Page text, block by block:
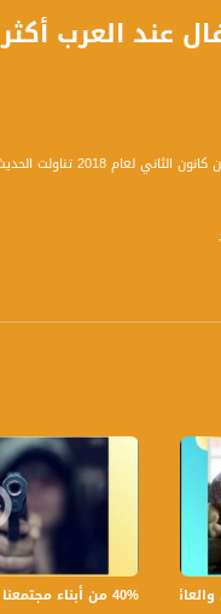
عند العرب
الحديث عن وفيات الأطفال
العربية ؟
القدس
مرة منذ ٧٠ عام40% من أبناء مجتمعنا لا يشعرون بالأمان في بلداتهم!،الكاملة،صباحنا غير،28.6.2019،قناة مساواة
غير،30.6.2019،قناة مساواة